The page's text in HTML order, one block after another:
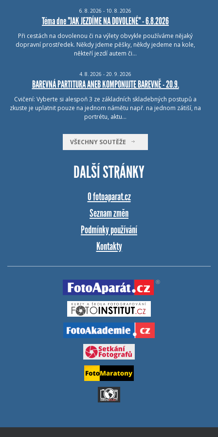
6. 8. 2026 - 10. 8. 2026
Téma dne "JAK JEZDÍME NA DOVOLENÉ" - 6.8.2026
Při cestách na dovolenou či na výlety obvykle používáme nějaký
dopravní prostředek. Někdy jdeme pěšky, někdy jedeme na kole,
někteří jezdí autem či…
4. 8. 2026 - 20. 9. 2026
BAREVNÁ PARTITURA ANEB KOMPONUJTE BAREVNĚ - 20.9.
Cvičení: Vyberte si alespoň 3 ze základních skladebných postupů a
zkuste je uplatnit pouze na jednom námětu např. na jednom zátiší, na
portrétu, aktu…
VŠECHNY SOUTĚŽE
DALŠÍ STRÁNKY
O fotoaparat.cz
Seznam změn
Podmínky používání
Kontakty